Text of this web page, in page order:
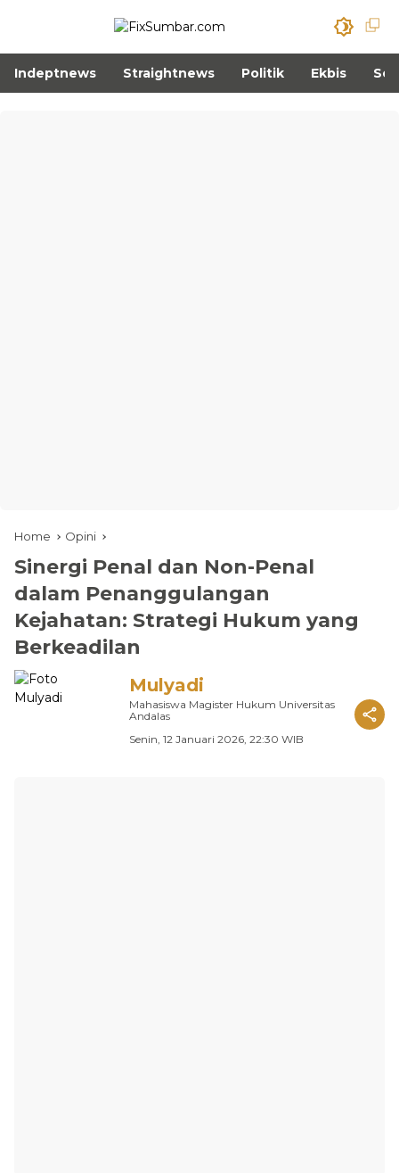
Indeptnews Straightnews Politik Ekbis
Home Opini
Sinergi Penal dan Non-Penal
dalam Penanggulangan
Kejahatan: Strategi Hukum yang
Berkeadilan
Mulyadi
Mahasiswa Magister Hukum Universitas
Andalas
Senin, 12 Januari 2026, 22:30 WIB